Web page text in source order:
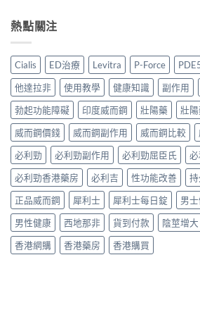
價
真
假
辨
別
指
南〉
中
學
真
實
效
果、
正
確
用
法
香
港
購
買
指
南〉
中
好
久
3
代
與
Climax
印
度
神
實
測
比
較〉
中
糖
真
用
家
評
價
｜
Hamer
汗
馬
糖、
Spinach
金
糖、
Mentalk
黑
糖
哪
款
熱點關注
Cialis ED治療 Levitra P-Force
他達拉非
使用教學 健康知識 副作用
勃起功能障礙
印度威而鋼 壯陽藥 壯
威而鋼價錢
威而鋼副作用 威而鋼比較
必利勁
必利勁副作用 必利勁屈臣氏
必利勁香港藥房
必利吉 性功能改善
正品威而鋼
犀利士 犀利士每日錠 男
男性健康
西地那非 貨到付款 陰莖增大
香港網購
香港藥房 香港購買